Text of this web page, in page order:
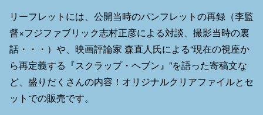
リーフレットには、公開当時のパンフレットの再録（李監
督×フジファブリック志村正彦による対談、撮影当時の裏
話・・・）や、映画評論家 森直人氏による“現在の視座か
ら再定義する『スクラップ・ヘブン』”を語った寄稿文な
ど、盛りだくさんの内容！オリジナルクリアファイルとセ
ットでの販売です。